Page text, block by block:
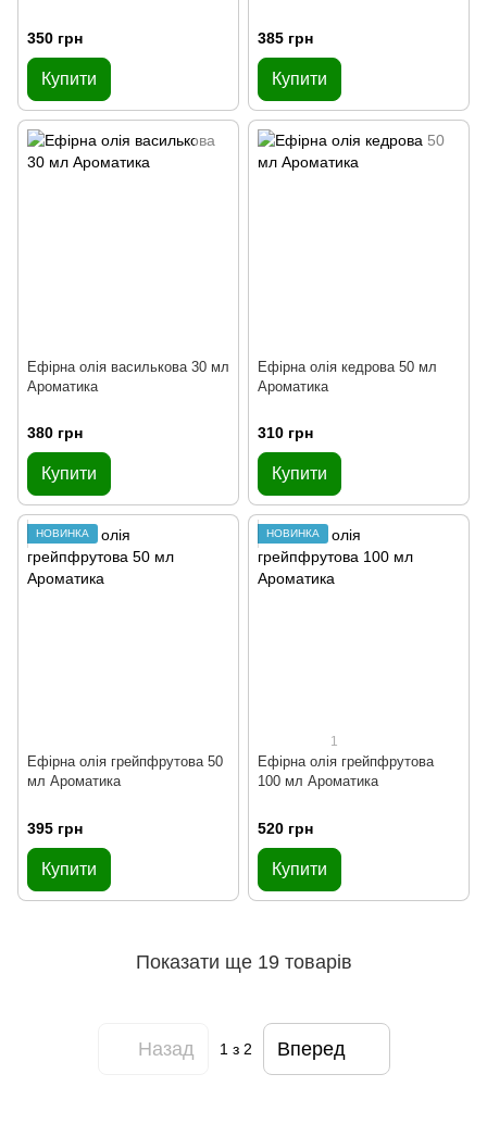
350 грн
Купити
385 грн
Купити
Ефірна олія василькова 30 мл
Ароматика
380 грн
Купити
Ефірна олія кедрова 50 мл
Ароматика
310 грн
Купити
НОВИНКА
Ефірна олія грейпфрутова 50
мл Ароматика
395 грн
Купити
НОВИНКА
1
Ефірна олія грейпфрутова
100 мл Ароматика
520 грн
Купити
Показати ще 19 товарів
Назад 1 з 2 Вперед